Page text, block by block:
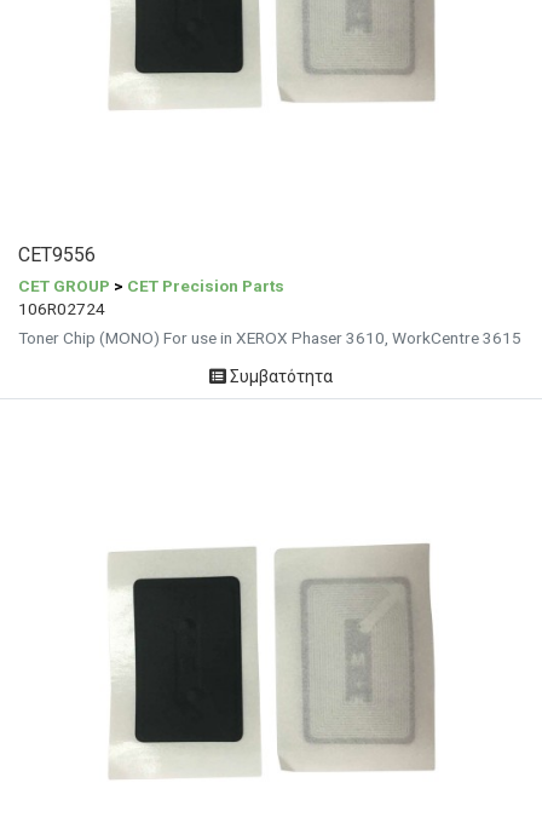
CET9556
CET GROUP > CET Precision Parts
106R02724
Toner Chip (MONO) For use in XEROX Phaser 3610, WorkCentre 3615
Συμβατότητα